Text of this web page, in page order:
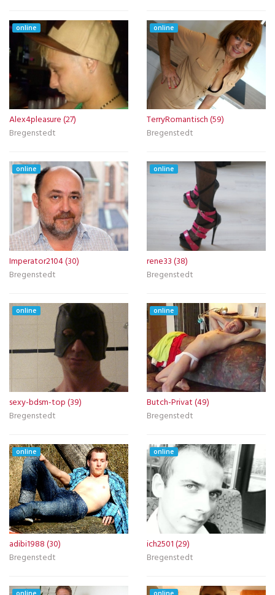
online
Alex4pleasure (27)
Bregenstedt
online
TerryRomantisch (59)
Bregenstedt
online
Imperator2104 (30)
Bregenstedt
online
rene33 (38)
Bregenstedt
online
sexy-bdsm-top (39)
Bregenstedt
online
Butch-Privat (49)
Bregenstedt
online
adibi1988 (30)
Bregenstedt
online
ich2501 (29)
Bregenstedt
online online